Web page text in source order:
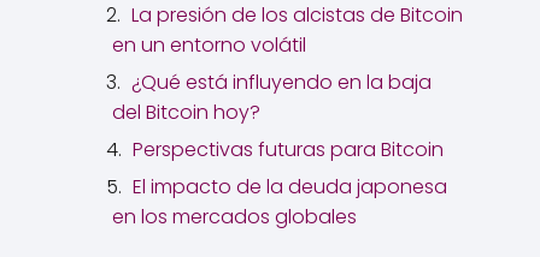
La presión de los alcistas de Bitcoin
en un entorno volátil
¿Qué está influyendo en la baja
del Bitcoin hoy?
Perspectivas futuras para Bitcoin
El impacto de la deuda japonesa
en los mercados globales